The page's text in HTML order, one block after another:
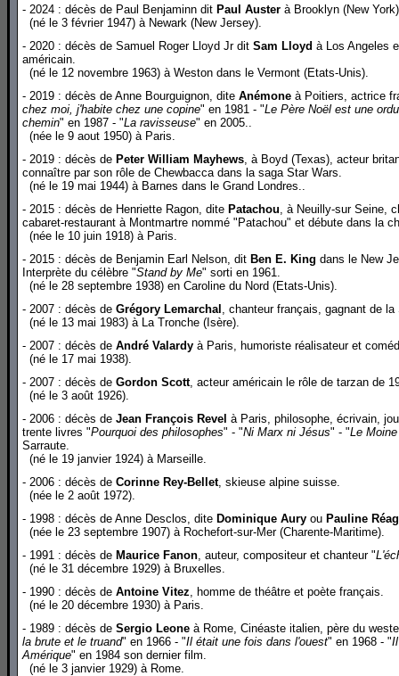
- 2024 : décès de Paul Benjaminn dit Paul Auster à Brooklyn (New
(né le 3 février 1947) à Newark (New Jersey).
- 2020 : décès de Samuel Roger Lloyd Jr dit Sam Lloyd à Los Angeles
américain.
(né le 12 novembre 1963) à Weston dans le Vermont (Etats-Unis).
- 2019 : décès de Anne Bourguignon, dite Anémone à Poitiers, actrice
chez moi, j'habite chez une copine" en 1981 - "Le Père Noël est une
chemin" en 1987 - "La ravisseuse" en 2005..
(née le 9 aout 1950) à Paris.
- 2019 : décès de Peter William Mayhews, à Boyd (Texas), acteur
connaître par son rôle de Chewbacca dans la saga Star Wars.
(né le 19 mai 1944) à Barnes dans le Grand Londres..
- 2015 : décès de Henriette Ragon, dite Patachou, à Neuilly-sur Seine,
cabaret-restaurant à Montmartre nommé "Patachou" et débute dans la
(née le 10 juin 1918) à Paris.
- 2015 : décès de Benjamin Earl Nelson, dit Ben E. King dans le New
Interprète du célèbre "Stand by Me" sorti en 1961.
(né le 28 septembre 1938) en Caroline du Nord (Etats-Unis).
- 2007 : décès de Grégory Lemarchal , chanteur français, gagnant de
(né le 13 mai 1983) à La Tronche (Isère).
- 2007 : décès de André Valardy à Paris, humoriste réalisateur et
(né le 17 mai 1938).
- 2007 : décès de Gordon Scott, acteur américain le rôle de tarzan de
(né le 3 août 1926).
- 2006 : décès de Jean François Revel à Paris, philosophe, écrivain,
trente livres "Pourquoi des philosophes" - "Ni Marx ni Jésus" - "Le
Sarraute.
(né le 19 janvier 1924) à Marseille.
- 2006 : décès de Corinne Rey-Bellet, skieuse alpine suisse.
(née le 2 août 1972).
- 1998 : décès de Anne Desclos, dite Dominique Aury ou Pauline
(née le 23 septembre 1907) à Rochefort-sur-Mer (Charente-Maritime).
- 1991 : décès de Maurice Fanon, auteur, compositeur et chanteur "
(né le 31 décembre 1929) à Bruxelles.
- 1990 : décès de Antoine Vitez, homme de théâtre et poète français.
(né le 20 décembre 1930) à Paris.
- 1989 : décès de Sergio Leone à Rome, Cinéaste italien, père du
la brute et le truand" en 1966 - "Il était une fois dans l'ouest" en 1968 - "
Amérique" en 1984 son dernier film.
(né le 3 janvier 1929) à Rome.